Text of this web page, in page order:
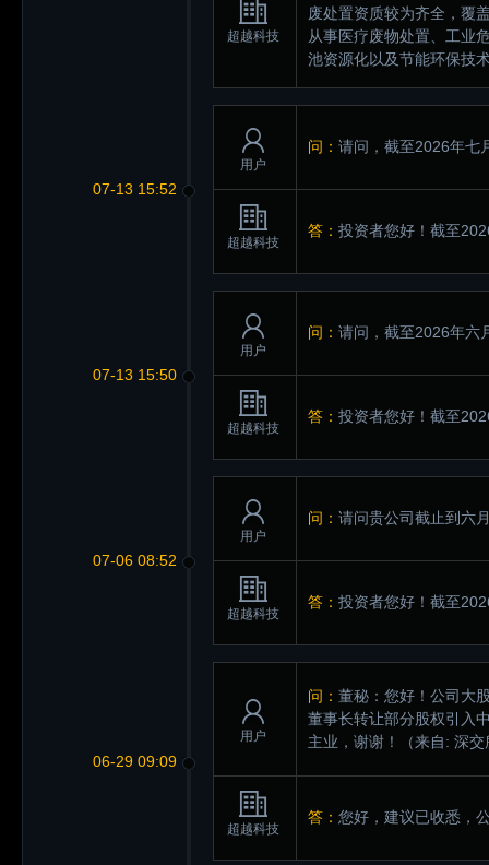
超越科技
废处置资质较为齐全，覆
从事医疗废物处置、工业
池资源化以及节能环保技
07-13 15:52
用户
问： 请问，截至2026年七
超越科技
答： 投资者您好！截至
07-13 15:50
用户
问： 请问，截至2026年六
超越科技
答： 投资者您好！截至
07-06 08:52
用户
问： 请问贵公司截止到六
超越科技
答： 投资者您好！截至
06-29 09:09
用户
问： 董秘：您好！公司大
董事长转让部分股权引入
主业，谢谢！
（来自: 深
超越科技
答： 您好，建议已收悉，